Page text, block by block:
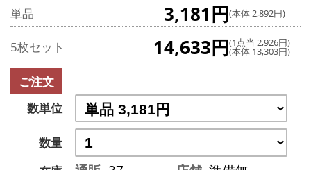
単品 3,181円(本体 2,892円)
5枚セット 14,633円(1点当 2,926円)
(本体 13,303円)
ご注文
数単位
数量